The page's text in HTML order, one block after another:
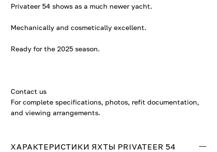
Privateer 54 shows as a much newer yacht.
Mechanically and cosmetically excellent.
Ready for the 2025 season.
Contact us
For complete specifications, photos, refit documentation,
and viewing arrangements.
ХАРАКТЕРИСТИКИ ЯХТЫ PRIVATEER 54